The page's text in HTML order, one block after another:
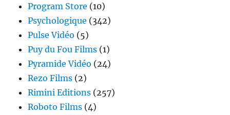
Program Store (10)
Psychologique (342)
Pulse Vidéo (5)
Puy du Fou Films (1)
Pyramide Vidéo (24)
Rezo Films (2)
Rimini Editions (257)
Roboto Films (4)